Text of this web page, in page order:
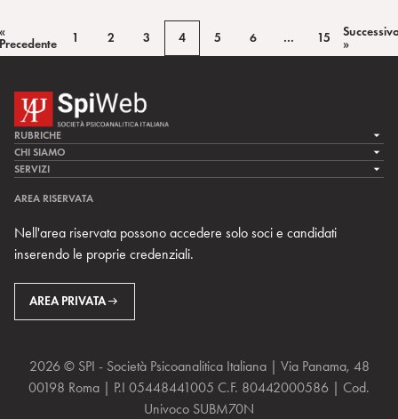
1 2 3 4 5 6 … 15
»
RUBRICHE
LA CURA
LA RICERCA
MULTIMEDIA
CHI SIAMO
LA SPI
TEAM DI SPIWEB
CONTATTI
RIVISTE
SERVIZI
ARCHIVIO STORICO
AREA RISERVATA
Nell'area riservata possono accedere solo soci e candidati
inserendo le proprie credenziali.
AREA PRIVATA
2026 © SPI - Società Psicoanalitica Italiana | Via Panama, 48
00198 Roma | P.I 05448441005 C.F. 80442000586 | Cod.
Univoco SUBM70N